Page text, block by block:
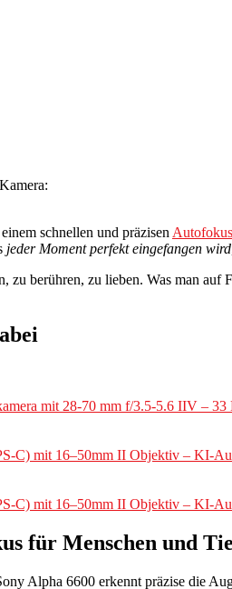
schnellen und präzisen
jeder Moment perfekt eingefangen wird
zu berühren, zu lieben. Was man
mit 28-70 mm f/3.5-5.6 IIV –
C) mit 16–50mm II Objektiv – KI-
C) mit 16–50mm II Objektiv – KI-
für Menschen und
Alpha 6600 erkennt präzise die